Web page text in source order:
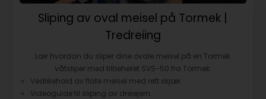
Sliping av oval meisel på Tormek |
Tredreiing
Lær hvordan du sliper dine ovale meisel på en Tormek
våtsliper med tilbehøret SVS-50 fra Tormek.
Vedlikehold av flate meisel med rett skjær.
Videoguide til sliping av dreiejern.